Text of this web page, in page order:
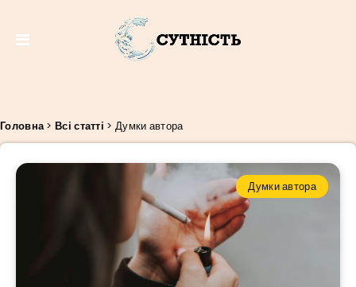
Головна>Всі статті > Думки автора
Думки автора